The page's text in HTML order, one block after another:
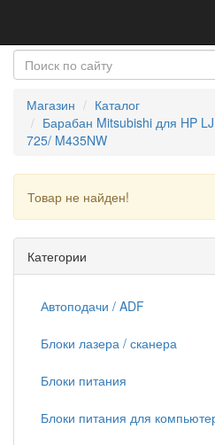
Магазин
Каталог
Барабан Mitsubishi для HP
725/ M435NW
Товар не найден!
Категории
Автоподачи / ADF
Блоки лазера / сканера
Блоки питания
Блоки питания для